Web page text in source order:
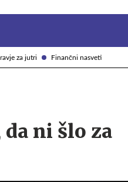
za jutri Finančni nasveti
ni šlo za